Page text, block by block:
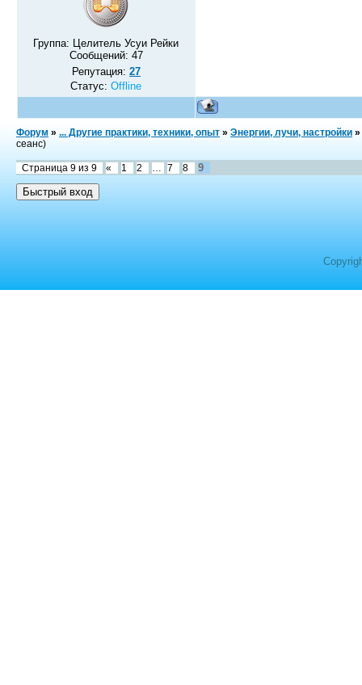
Группа: Целитель Усуи Рейки
Сообщений: 47
Репутация: 27
Статус:Offline
Форум » ... Другие практики, техники, опыт » Энергии, лучи, настройки »
сеанс)
Страница 9 из 9 « 1 2 7 8 9